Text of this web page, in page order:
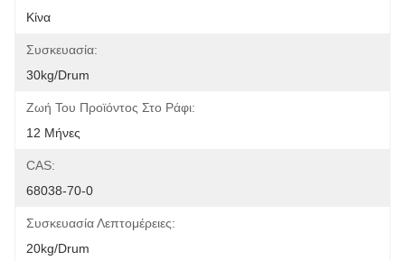
Κίνα
Συσκευασία:
30kg/drum
Ζωή Του Προϊόντος Στο Ράφι:
12 Μήνες
CAS:
68038-70-0
Συσκευασία Λεπτομέρειες:
20kg/drum